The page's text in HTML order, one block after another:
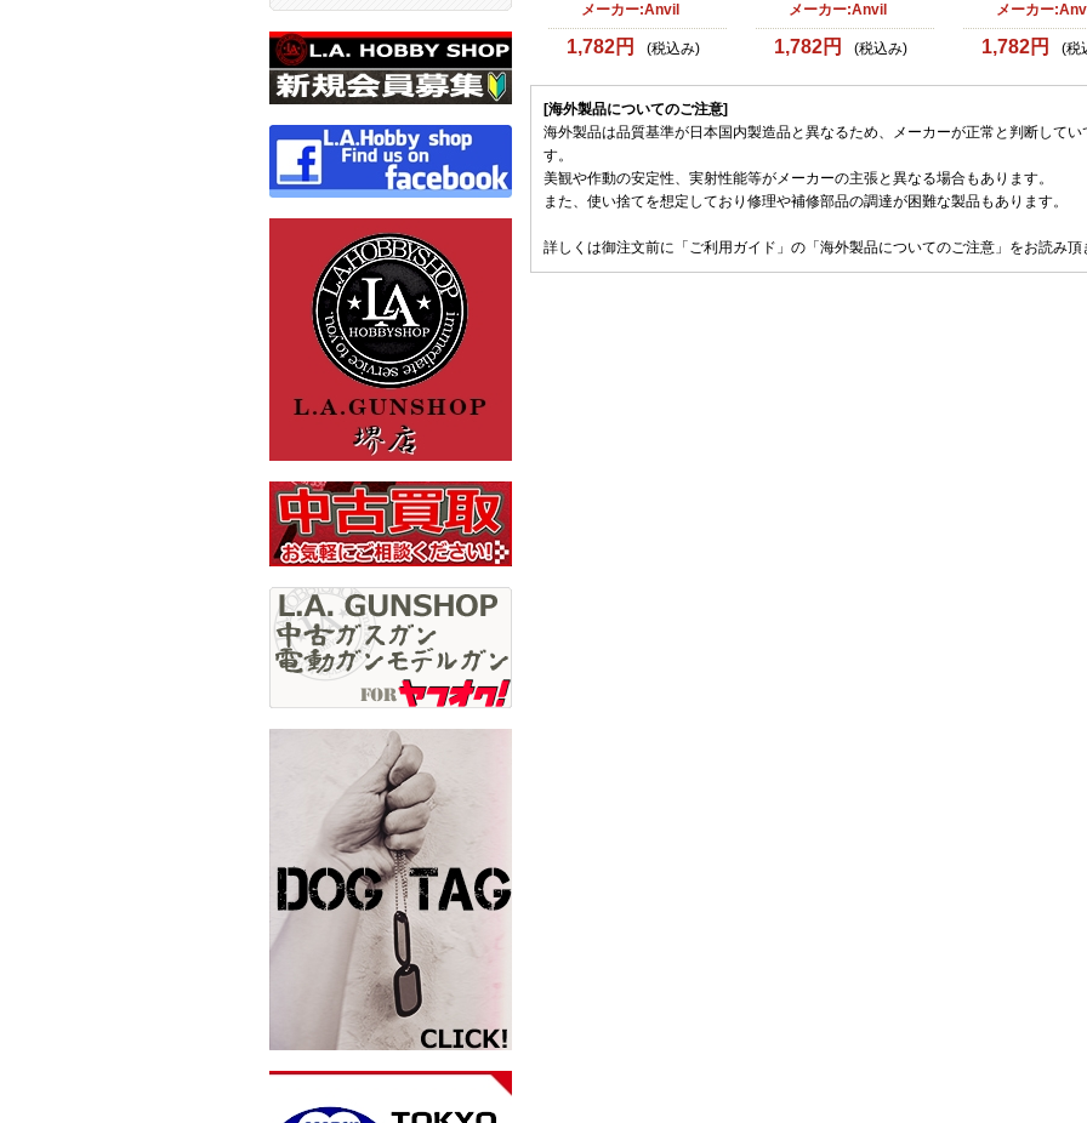
メーカー:Anvil
1,782円 (税込み)
メーカー:Anvil
1,782円 (税込み)
メーカー
1,782円 (税
[海外製品についてのご注意]
海外製品は品質基準が日本国内製造品と異なるため、メーカーが正常と判断して
す。
美観や作動の安定性、実射性能等がメーカーの主張と異なる場合もあります。
また、使い捨てを想定しており修理や補修部品の調達が困難な製品もあります。
詳しくは御注文前に「ご利用ガイド」の「海外製品についてのご注意」をお読み頂